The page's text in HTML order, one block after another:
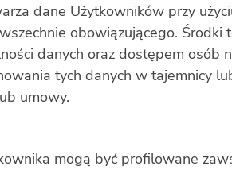
dane Użytkowników przy
obowiązującego.
danych oraz dostępem
tych danych w tajemnicy
umowy.
mogą być profilowane